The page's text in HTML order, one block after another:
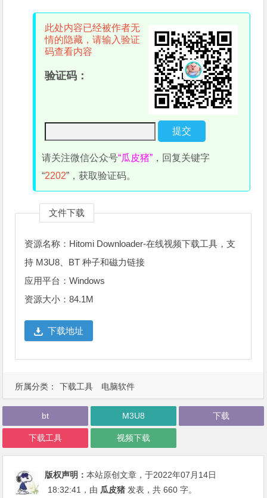
此处内容已经被作者无
情的隐藏，请输入验证
码查看内容
验证码：
请关注微信公众号“瓜皮猪” ，回复关键字
“2202”，获取验证码。
文件下载
资源名称：Hitomi Downloader-在线视频下载工具，支
持 M3U8、BT 种子和磁力链接
应用平台：Windows
资源大小：84.1M
下载地址
所属分类： 下载工具 电脑软件
bt M3U8 下载
下载工具 视频下载
版权声明：本站原创文章，于2022年07月14日
18:32:41 ，由 瓜皮猪 发表，共 660 字。